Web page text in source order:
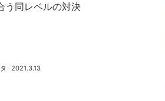
う同レベルの対決
2021.3.13